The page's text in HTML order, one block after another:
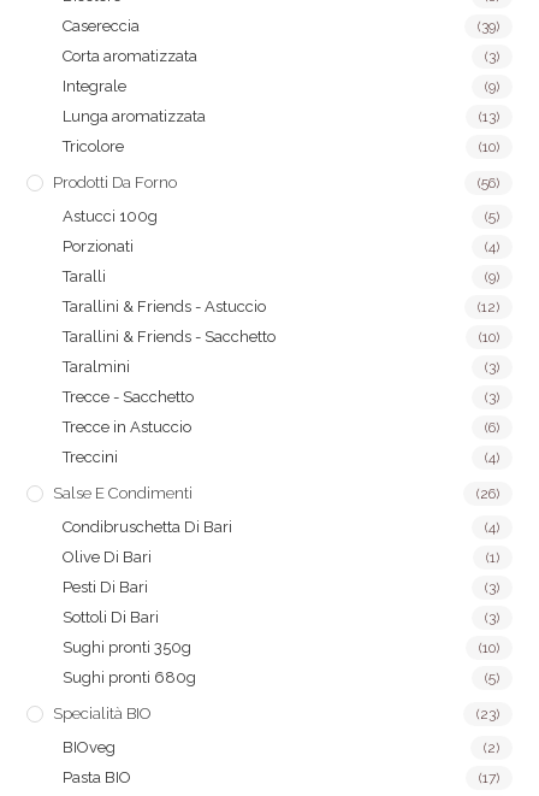
Casereccia (39)
Corta aromatizzata (3)
Integrale (9)
Lunga aromatizzata (13)
Tricolore (10)
Prodotti Da Forno (56)
Astucci 100g (5)
Porzionati (4)
Taralli (9)
Tarallini & Friends - Astuccio (12)
Tarallini & Friends - Sacchetto (10)
Taralmini (3)
Trecce - Sacchetto (3)
Trecce in Astuccio (6)
Treccini (4)
Salse E Condimenti (26)
Condibruschetta Di Bari (4)
Olive Di Bari (1)
Pesti Di Bari (3)
Sottoli Di Bari (3)
Sughi pronti 350g (10)
Sughi pronti 680g (5)
Specialità BIO (23)
BIOveg (2)
Pasta BIO (17)